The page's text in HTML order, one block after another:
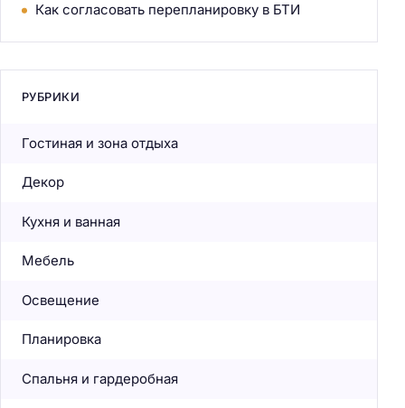
Как согласовать перепланировку в БТИ
РУБРИКИ
Гостиная и зона отдыха
Декор
Кухня и ванная
Мебель
Освещение
Планировка
Спальня и гардеробная